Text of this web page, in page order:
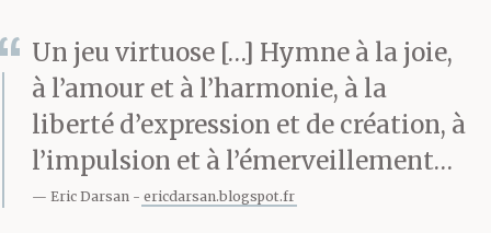
les journaux à quel
point ils sont
extraordinaires. Mais
ils ne sont pas
Un jeu virtuose […] Hymne à la joie,
à l’amour et à l’harmonie, à la
liberté d’expression et de création, à
l’impulsion et à l’émerveillement…
Eric Darsan ericdarsan.blogspot.fr